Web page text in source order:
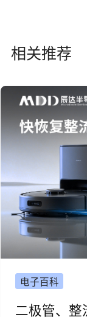
相关推荐
电子百科
二极管、整